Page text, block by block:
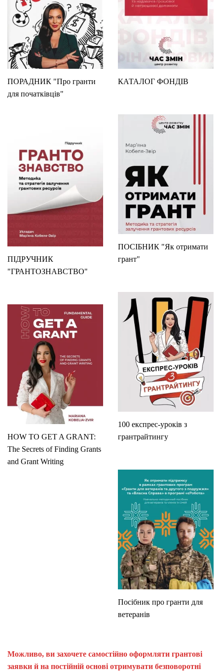
ПОРАДНИК "Про гранти
для початківців"
КАТАЛОГ ФОНДІВ
ПОСІБНИК "Як отримати
грант"
ПІДРУЧНИК
"ГРАНТОЗНАВСТВО"
100 експрес-уроків з
грантрайтингу
HOW TO GET A GRANT:
The Secrets of Finding Grants
and Grant Writing
Посібник про гранти для
ветеранів
Можливо, ви захочете самостійно оформляти грантові
заявки й на постійній основі отримувати безповоротні